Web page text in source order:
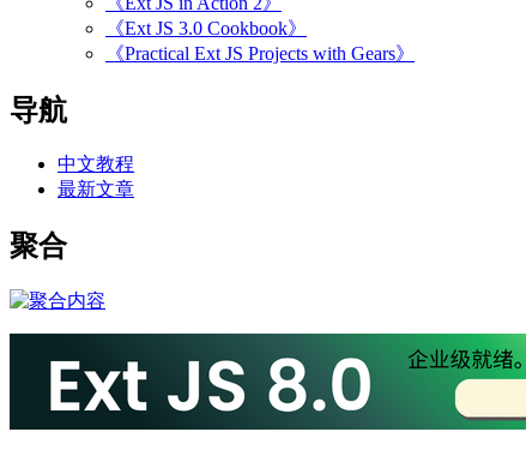
《Ext JS 3.0 Cookbook》
《Practical Ext JS Projects with Gears》
导航
中文教程
最新文章
聚合